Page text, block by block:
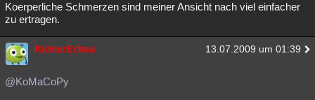
Koerperliche Schmerzen sind meiner Ansicht nach viel einfacher
zu ertragen.
KicherErbse 13.07.2009 um 01:39
@KoMaCoPy